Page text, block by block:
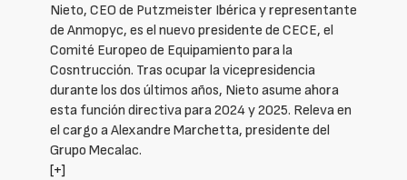
Nieto, CEO de Putzmeister Ibérica y representante
de Anmopyc, es el nuevo presidente de CECE, el
Comité Europeo de Equipamiento para la
Cosntrucción. Tras ocupar la vicepresidencia
durante los dos últimos años, Nieto asume ahora
esta función directiva para 2024 y 2025. Releva en
el cargo a Alexandre Marchetta, presidente del
Grupo Mecalac.
[+]